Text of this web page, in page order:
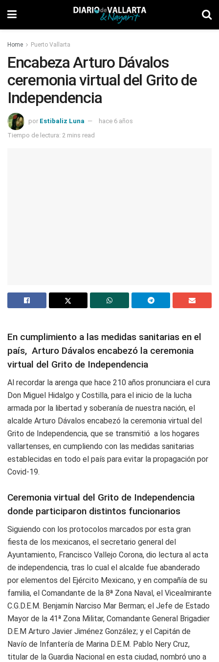
Home Puerto Vallarta
Encabeza Arturo Dávalos
ceremonia virtual del Grito de
Independencia
por Estibaliz Luna
hace 6 años
Tiempo de lectura: 2 mins read
En cumplimiento a las medidas sanitarias en el
país, Arturo Dávalos encabezó la ceremonia
virtual del Grito de Independencia
Al recordar la arenga que hace 210 años pronunciara el cura
Don Miguel Hidalgo y Costilla, para el inicio de la lucha
armada por la libertad y soberanía de nuestra nación, el
alcalde Arturo Dávalos encabezó la ceremonia virtual del
Grito de Independencia, que se transmitió a los hogares
vallartenses, en cumpliendo con las medidas sanitarias
establecidas en todo el país para evitar la propagación por
Covid-19.
Ceremonia virtual del Grito de Independencia
donde participaron distintos funcionarios
Siguiendo con los protocolos marcados por esta gran
fiesta de los mexicanos, el secretario general del
Ayuntamiento, Francisco Vallejo Corona, dio lectura al acta
de independencia, tras lo cual el alcalde fue abanderado
por elementos del Ejército Mexicano, y en compañía de su
familia, el Comandante de la 8ª Zona Naval, el Vicealmirante
C.G.D.E.M. Benjamín Narciso Mar Berman; el Jefe de Estado
Mayor de la 41ª Zona Militar, Comandante General Brigadier
D.E.M Arturo Javier Jiménez González; y el Capitán de
Navío de Infantería de Marina D.E.M. Pablo Nery Cruz,
titular de la Guardia Nacional en esta ciudad, nombró uno a